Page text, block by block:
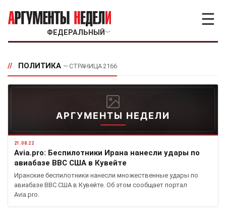
ФЕДЕРАЛЬНЫЙ ﹀
☰
// ПОЛИТИКА — СТРАНИЦА 2166
АРГУМЕНТЫ НЕДЕЛИ
21.08.22
Avia.pro: Беспилотники Ирана нанесли удары по
авиабазе ВВС США в Кувейте
Иранские беспилотники нанесли множественные удары по
авиабазе ВВС США в Кувейте. Об этом сообщает портал
Avia.pro.